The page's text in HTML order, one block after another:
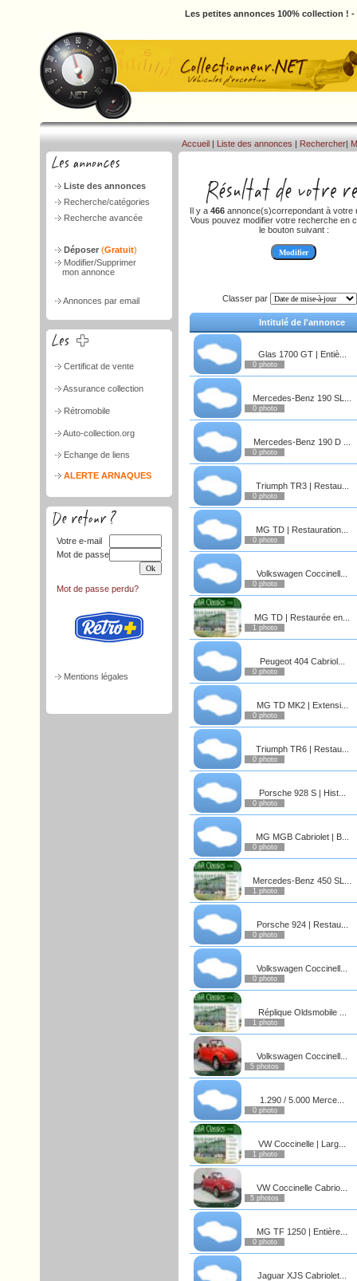
Les petites annonces 100% collection !
Liste des annonces
Recherche/catégories
Recherche avancée
Déposer (Gratuit)
Modifier/Supprimer
mon annonce
Annonces par email
Certificat de vente
Assurance collection
Rétromobile
Auto-collection.org
Echange de liens
ALERTE ARNAQUES
Votre e-mail
Mot de passe
Mot de passe perdu?
Mentions légales
Accueil | Liste des annonces | Rechercher|
Il y a 466 annonce(s)correpondant à votre
Vous pouvez modifier votre recherche en
le bouton suivant :
Classer par
Intitulé de l'annonce
Glas 1700 GT | Entiè...
0 photo
Mercedes-Benz 190 SL...
0 photo
Mercedes-Benz 190 D ...
0 photo
Triumph TR3 | Restau...
0 photo
MG TD | Restauration...
0 photo
Volkswagen Coccinell...
0 photo
MG TD | Restaurée en...
1 photo
Peugeot 404 Cabriol...
0 photo
MG TD MK2 | Extensi...
0 photo
Triumph TR6 | Restau...
0 photo
Porsche 928 S | Hist...
0 photo
MG MGB Cabriolet | B...
0 photo
Mercedes-Benz 450 SL...
1 photo
Porsche 924 | Restau...
0 photo
Volkswagen Coccinell...
0 photo
Réplique Oldsmobile ...
1 photo
Volkswagen Coccinell...
5 photos
1.290 / 5.000 Merce...
0 photo
VW Coccinelle | Larg...
1 photo
VW Coccinelle Cabrio...
5 photos
MG TF 1250 | Entière...
0 photo
Jaguar XJS Cabriolet...